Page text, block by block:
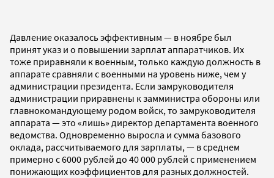
Давление оказалось эффективным — в ноябре был
принят указ и о повышении зарплат аппаратчиков. Их
тоже приравняли к военным, только каждую должность в
аппарате сравняли с военными на уровень ниже, чем у
администрации президента. Если замруководителя
администрации приравнены к замминистра обороны или
главнокомандующему родом войск, то замруководителя
аппарата — это «лишь» директор департамента военного
ведомства. Одновременно выросла и сумма базового
оклада, рассчитываемого для зарплаты, — в среднем
примерно с 6000 рублей до 40 000 рублей с применением
понижающих коэффициентов для разных должностей.